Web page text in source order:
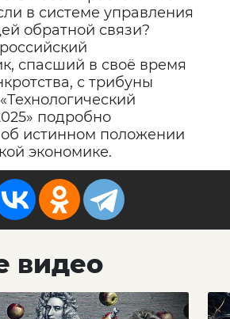
в системе управления
обратной связи?
спасший в своё время
с трибуны
подробно
об истинном положении
экономике.
видео